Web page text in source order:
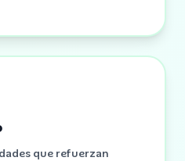
que refuerzan